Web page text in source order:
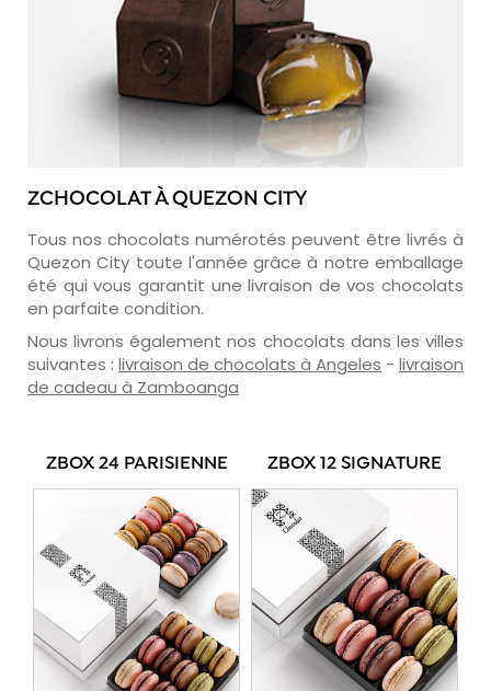
ZCHOCOLAT À QUEZON CITY
Tous nos chocolats numérotés peuvent être livrés à
Quezon City toute l'année grâce à notre emballage
été qui vous garantit une livraison de vos chocolats
en parfaite condition.
Nous livrons également nos chocolats dans les villes
suivantes : livraison de chocolats à Angeles - livraison
de cadeau à Zamboanga
ZBOX 24 PARISIENNE ZBOX 12 SIGNATURE